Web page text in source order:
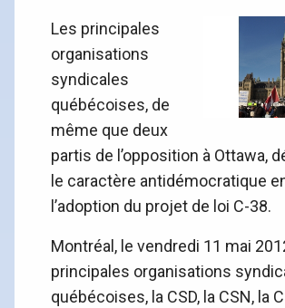
Les principales
organisations
syndicales
québécoises, de
même que deux
partis de l’opposition à Ottawa,
le caractère antidémocratique
l’adoption du projet de loi C-38.
Montréal, le vendredi 11 mai
principales organisations
québécoises, la CSD, la CSN, la